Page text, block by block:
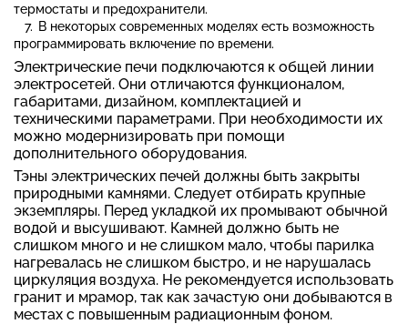
термостаты и предохранители.
В некоторых современных моделях есть возможность
программировать включение по времени.
Электрические печи подключаются к общей линии
электросетей. Они отличаются функционалом,
габаритами, дизайном, комплектацией и
техническими параметрами. При необходимости их
можно модернизировать при помощи
дополнительного оборудования.
Тэны электрических печей должны быть закрыты
природными камнями. Следует отбирать крупные
экземпляры. Перед укладкой их промывают обычной
водой и высушивают. Камней должно быть не
слишком много и не слишком мало, чтобы парилка
нагревалась не слишком быстро, и не нарушалась
циркуляция воздуха. Не рекомендуется использовать
гранит и мрамор, так как зачастую они добываются в
местах с повышенным радиационным фоном.